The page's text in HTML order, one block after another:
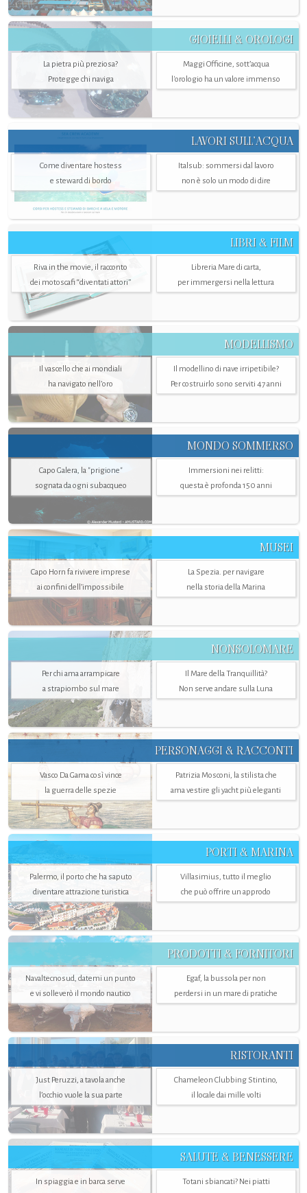
GIOIELLI & OROLOGI
La pietra più preziosa?
Protegge chi naviga
Maggi Officine, sott’acqua
l'orologio ha un valore immenso
LAVORI SULL’ACQUA
Come diventare hostess
e steward di bordo
Italsub: sommersi dal lavoro
non è solo un modo di dire
LIBRI & FILM
Riva in the movie, il racconto
dei motoscafi “diventati attori”
Libreria Mare di carta,
per immergersi nella lettura
MODELLISMO
Il vascello che ai mondiali
ha navigato nell’oro
Il modellino di nave irripetibile?
Per costruirlo sono serviti 47 anni
MONDO SOMMERSO
Capo Galera, la "prigione"
sognata da ogni subacqueo
Immersioni nei relitti:
questa è profonda 150 anni
MUSEI
Capo Horn fa rivivere imprese
ai confini dell’impossibile
La Spezia. per navigare
nella storia della Marina
NONSOLOMARE
Per chi ama arrampicare
a strapiombo sul mare
Il Mare della Tranquillità?
Non serve andare sulla Luna
PERSONAGGI & RACCONTI
Vasco Da Gama così vince
la guerra delle spezie
Patrizia Mosconi, la stilista che
ama vestire gli yacht più eleganti
PORTI & MARINA
Palermo, il porto che ha saputo
diventare attrazione turistica
Villasimius, tutto il meglio
che può offrire un approdo
PRODOTTI & FORNITORI
Navaltecnosud, datemi un punto
e vi solleverò il mondo nautico
Egaf, la bussola per non
perdersi in un mare di pratiche
RISTORANTI
Just Peruzzi, a tavola anche
l’occhio vuole la sua parte
Chameleon Clubbing Stintino,
il locale dai mille volti
SALUTE & BENESSERE
In spiaggia e in barca serve
Totani sbiancati? Nei piatti